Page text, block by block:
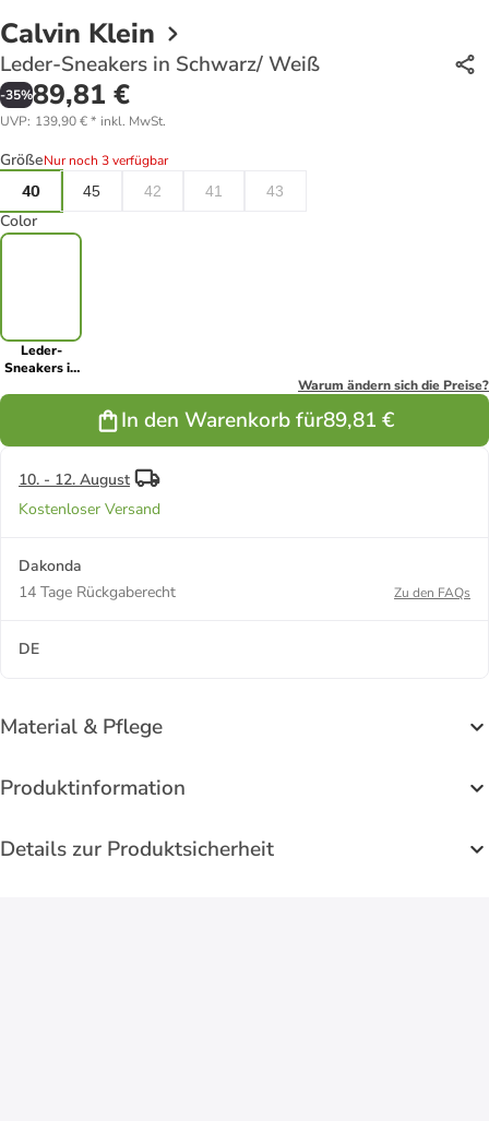
Calvin Klein
Leder-Sneakers in Schwarz/ Weiß
-35%89,81 €
UVP: 139,90 €* inkl. MwSt.
GrößeNur noch 3 verfügbar
40
45 42 41 43
Color
Leder-
Sneakers in
Warum ändern sich die Preise?
In den Warenkorb für89,81 €
10. - 12. August
Kostenloser Versand
Dakonda
14 Tage Rückgaberecht
Zu den FAQs
DE
Material & Pflege
Produktinformation
Details zur Produktsicherheit